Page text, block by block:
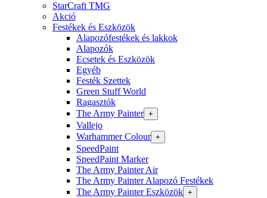
StarCraft TMG
Akció
Festékek és Eszközök
Alapozófestékek és lakkok
Alapozók
Ecsetek és Eszközök
Egyéb
Festék Szettek
Green Stuff World
Ragasztók
The Army Painter +
Vallejo
Warhammer Colour +
SpeedPaint
SpeedPaint Marker
The Army Painter Air
The Army Painter Alapozó Festékek
The Army Painter Eszközök +